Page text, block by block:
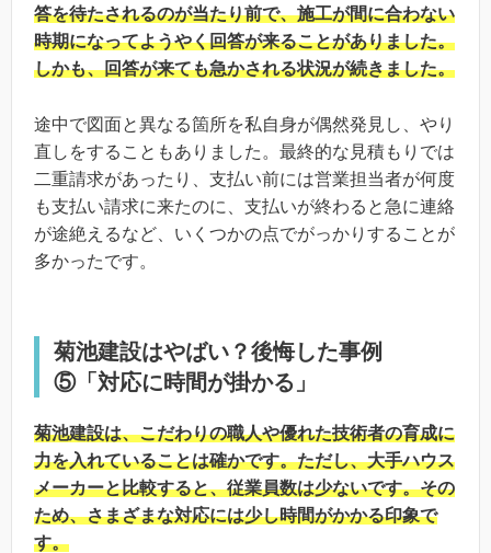
答を待たされるのが当たり前で、施工が間に合わない
時期になってようやく回答が来ることがありました。
しかも、回答が来ても急かされる状況が続きました。
途中で図面と異なる箇所を私自身が偶然発見し、やり
直しをすることもありました。最終的な見積もりでは
二重請求があったり、支払い前には営業担当者が何度
も支払い請求に来たのに、支払いが終わると急に連絡
が途絶えるなど、いくつかの点でがっかりすることが
多かったです。
菊池建設はやばい？後悔した事例
⑤「対応に時間が掛かる」
菊池建設は、こだわりの職人や優れた技術者の育成に
力を入れていることは確かです。ただし、大手ハウス
メーカーと比較すると、従業員数は少ないです。その
ため、さまざまな対応には少し時間がかかる印象で
す。